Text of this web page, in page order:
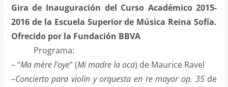
Gira de Inauguración del Curso Académico 2015-
2016 de la Escuela Superior de Música Reina Sofía.
Ofrecido por la Fundación BBVA
Programa:
– “Ma mère l’oye” (Mi madre la oca) de Maurice Ravel
–Concierto para violín y orquesta en re mayor op. 35de